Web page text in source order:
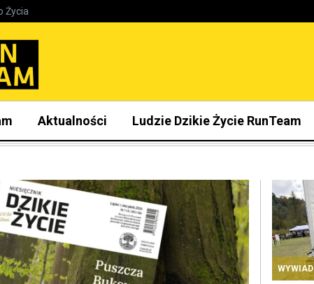
Aktualności Ludzie Dzikie Życie RunTeam
Życia
WYWIAD